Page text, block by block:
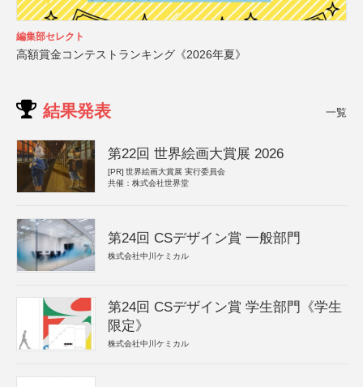
編集部セレクト
高額賞金コンテストランキング《2026年夏》
結果発表 一覧
第22回 世界絵画大賞展 2026
[PR] 世界絵画大賞展 実行委員会
共催：株式会社世界堂
第24回 CSデザイン賞 一般部門
株式会社中川ケミカル
第24回 CSデザイン賞 学生部門《学生
限定》
株式会社中川ケミカル